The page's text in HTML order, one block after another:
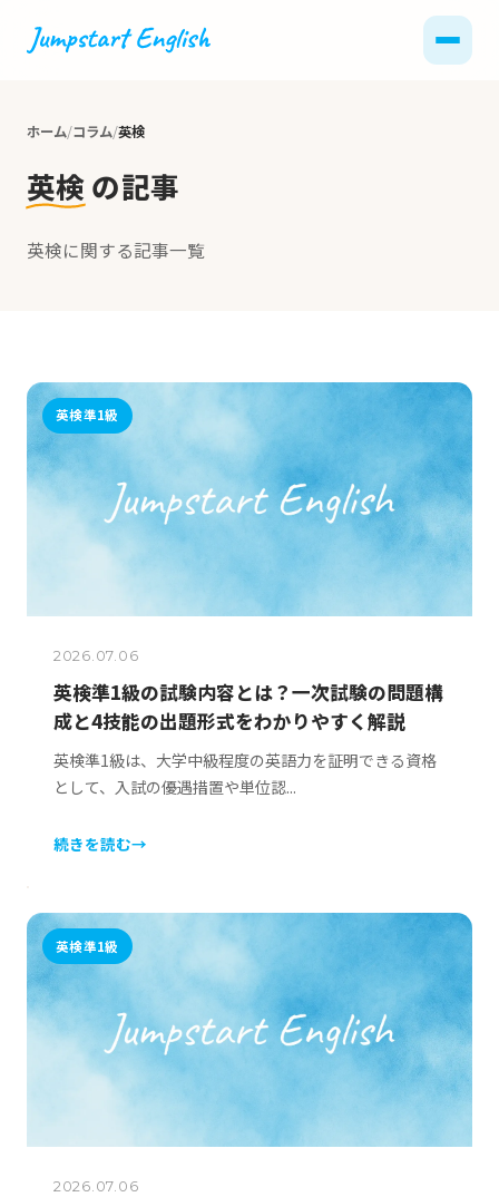
ホーム コラム 英検
英検の記事
英検に関する記事一覧
英検準1級
2026.07.06
英検準1級の試験内容とは？一次試験の問題構
成と4技能の出題形式をわかりやすく解説
英検準1級は、大学中級程度の英語力を証明できる資格
として、入試の優遇措置や単位認...
続きを読む→
英検準1級
2026.07.06